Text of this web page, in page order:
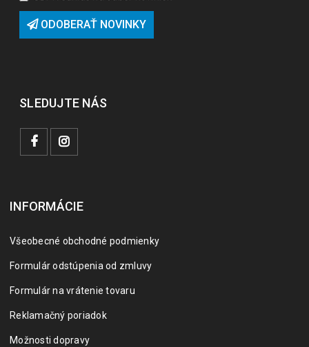
ODOBERAŤ NOVINKY
SLEDUJTE NÁS
INFORMÁCIE
Všeobecné obchodné podmienky
Formulár odstúpenia od zmluvy
Formulár na vrátenie tovaru
Reklamačný poriadok
Možnosti dopravy